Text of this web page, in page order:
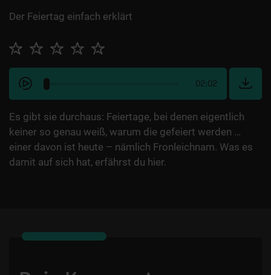
Der Feiertag einfach erklärt
02:02
Es gibt sie durchaus: Feiertage, bei denen eigentlich
keiner so genau weiß, warum die gefeiert werden …
einer davon ist heute – nämlich Fronleichnam. Was es
damit auf sich hat, erfährst du hier.